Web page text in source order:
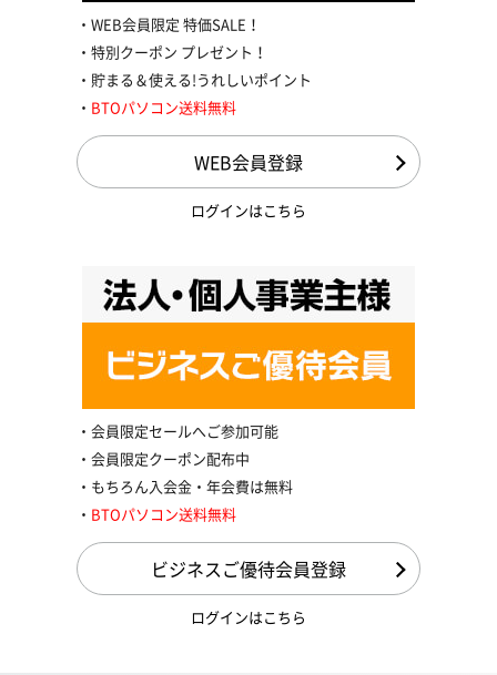
WEB会員限定 特価SALE！
特別クーポン プレゼント！
貯まる＆使える!うれしいポイント
BTOパソコン送料無料
WEB会員登録
ログインはこちら
会員限定セールへご参加可能
会員限定クーポン配布中
もちろん入会金・年会費は無料
BTOパソコン送料無料
ビジネスご優待会員登録
ログインはこちら